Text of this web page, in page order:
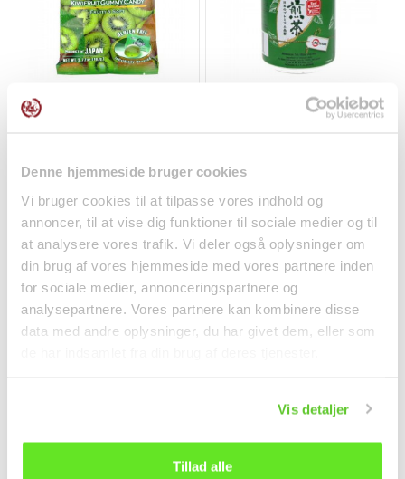
Denne hjemmeside bruger cookies
Vi bruger cookies til at tilpasse vores indhold og
annoncer, til at vise dig funktioner til sociale medier og til
at analysere vores trafik. Vi deler også oplysninger om
din brug af vores hjemmeside med vores partnere inden
for sociale medier, annonceringspartnere og
analysepartnere. Vores partnere kan kombinere disse
data med andre oplysninger, du har givet dem, eller som
Vis detaljer
Tillad alle
Kasugai
kr35.00 kr15.00
面条